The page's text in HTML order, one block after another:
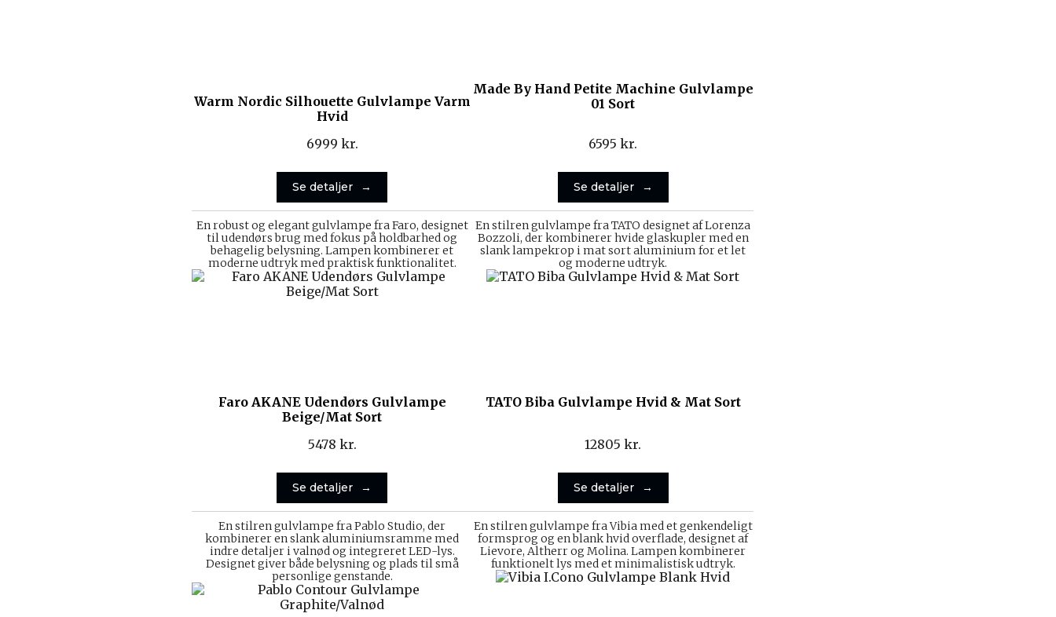
Warm Nordic Silhouette Gulvlampe Varm
Hvid
6999 kr.
Se detaljer
Made By Hand Petite Machine Gulvlampe
01 Sort
6595 kr.
Se detaljer
Faro AKANE Udendørs Gulvlampe
Beige/Mat Sort
En robust og elegant gulvlampe fra Faro, designet
til udendørs brug med fokus på holdbarhed og
behagelig belysning. Lampen kombinerer et
moderne udtryk med praktisk funktionalitet.
5478 kr.
Se detaljer
TATO Biba Gulvlampe Hvid & Mat Sort
En stilren gulvlampe fra TATO designet af Lorenza
Bozzoli, der kombinerer hvide glaskupler med en
slank lampekrop i mat sort aluminium for et let
og moderne udtryk.
12805 kr.
Se detaljer
En stilren gulvlampe fra Pablo Studio, der
kombinerer en slank aluminiumsramme med
indre detaljer i valnød og integreret LED-lys.
Designet giver både belysning og plads til små
personlige genstande.
En stilren gulvlampe fra Vibia med et genkendeligt
formsprog og en blank hvid overflade, designet af
Lievore, Altherr og Molina. Lampen kombinerer
funktionelt lys med et minimalistisk udtryk.